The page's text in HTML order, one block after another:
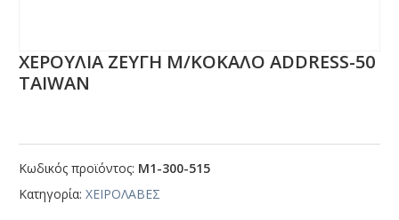
ΧΕΡΟΥΛΙΑ ΖΕΥΓΗ Μ/ΚΟΚΑΛΟ ΑDDRΕSS-50
ΤΑΙWΑΝ
Κωδικός προϊόντος: Μ1-300-515
Κατηγορία:ΧΕΙΡΟΛΑΒΕΣ